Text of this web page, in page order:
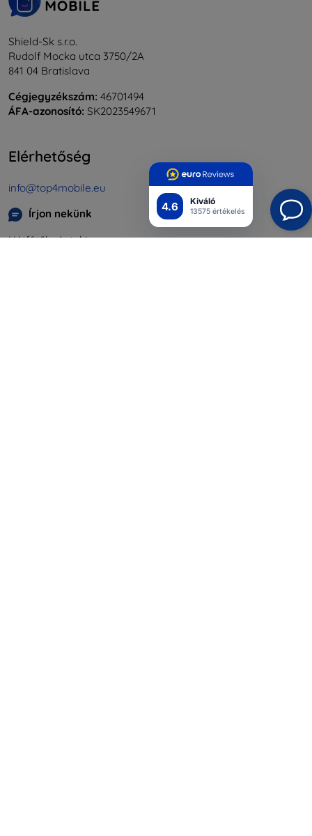
4.6 Kiváló
13575 értékelés
Shield-Sk s.r.o.
Rudolf Mocka utca 3750/2A
841 04 Bratislava
Cégjegyzékszám: 46701494
ÁFA-azonosító: SK2023549671
Elérhetőség
info@top4mobile.eu
Írjon nekünk
Hétfőtől péntekig: